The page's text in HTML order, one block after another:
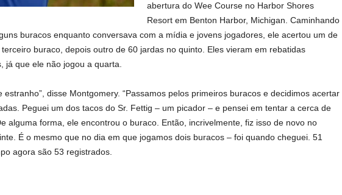
abertura do Wee Course no Harbor Shores
Resort em Benton Harbor, Michigan. Caminhando
buracos enquanto conversava com a mídia e jovens jogadores, ele acertou um de
buraco, depois outro de 60 jardas no quinto. Eles vieram em rebatidas
já que ele não jogou a quarta.
estranho”, disse Montgomery. “Passamos pelos primeiros buracos e decidimos acertar
Peguei um dos tacos do Sr. Fettig – um picador – e pensei em tentar a cerca de
alguma forma, ele encontrou o buraco. Então, incrivelmente, fiz isso de novo no
É o mesmo que no dia em que jogamos dois buracos – foi quando cheguei. 51
agora são 53 registrados.